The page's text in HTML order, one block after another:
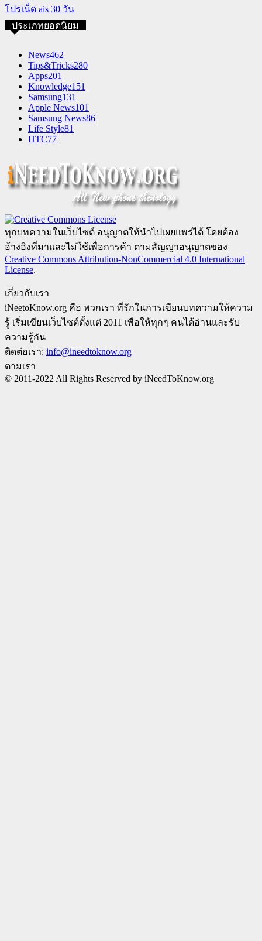
โปรเน็ต ais 30 วัน
ประเภทยอดนิยม
News462
Tips&Tricks280
Apps201
Knowledge151
Samsung131
Apple News101
Samsung News86
Life Style81
HTC77
ทุกบทความในเว็บไซต์ อนุญาตให้นำไปเผยแพร่ได้ โดยต้อง
อ้างอิงที่มาและไม่ใช้เพื่อการค้า ตามสัญญาอนุญาตของ
Creative Commons Attribution-NonCommercial 4.0 International
License.
เกี่ยวกับเรา
iNeetoKnow.org คือ พวกเรา ที่รักในการเขียนบทความให้ความ
รู้ เริ่มเขียนเว็บไซต์ตั้งแต่ 2011 เพือให้ทุกๆ คนได้อ่านและรับ
ความรู้กัน
ติดต่อเรา: info@ineedtoknow.org
ตามเรา
© 2011-2022 All Rights Reserved by iNeedToKnow.org